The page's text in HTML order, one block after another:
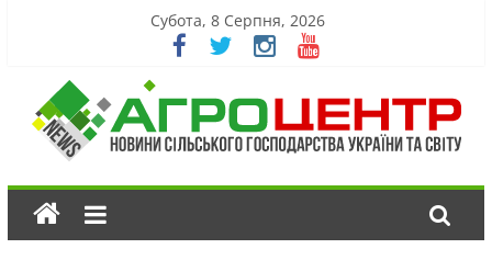
Субота, 8 Серпня, 2026